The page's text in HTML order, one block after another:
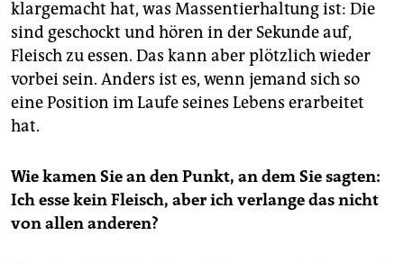
klargemacht hat, was Massentierhaltung ist: Die
sind geschockt und hören in der Sekunde auf,
Fleisch zu essen. Das kann aber plötzlich wieder
vorbei sein. Anders ist es, wenn jemand sich so
eine Position im Laufe seines Lebens erarbeitet
hat.
Wie kamen Sie an den Punkt, an dem Sie sagten:
Ich esse kein Fleisch, aber ich verlange das nicht
von allen anderen?